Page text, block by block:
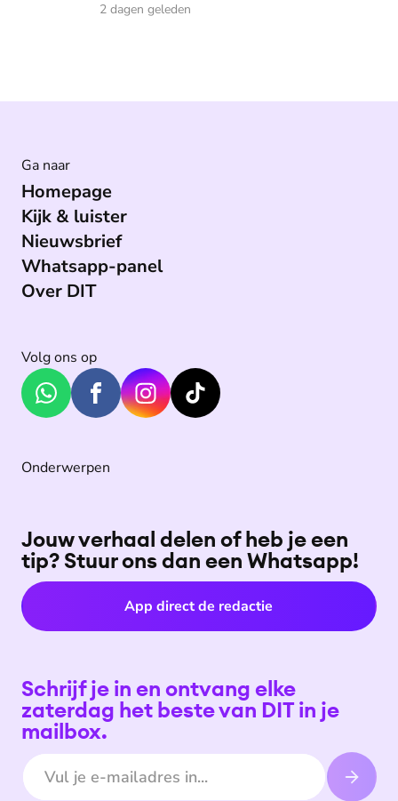
2 dagen geleden
Ga naar
Homepage
Kijk & luister
Nieuwsbrief
Whatsapp-panel
Over DIT
Volg ons op
Onderwerpen
Jouw verhaal delen of heb je een
tip? Stuur ons dan een Whatsapp!
App direct de redactie
Schrijf je in en ontvang elke
zaterdag het beste van DIT in je
mailbox.
E-mailadres